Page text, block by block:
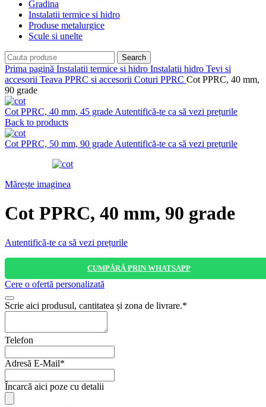
Gradina
Instalatii termice si hidro
Produse metalurgice
Scule si unelte
Search
Prima pagină Instalatii termice si hidro Instalatii hidro Tevi si
accesorii Teava PPRC si accesorii Coturi PPRC Cot PPRC, 40 mm,
90 grade
Cot PPRC, 40 mm, 45 grade Autentifică-te ca să vezi prețurile
Back to products
Cot PPRC, 50 mm, 90 grade Autentifică-te ca să vezi prețurile
Mărește imaginea
Cot PPRC, 40 mm, 90 grade
Autentifică-te ca să vezi prețurile
CUMPĂRĂ PRIN WHATSAPP
Cere o ofertă personalizată
Scrie aici produsul, cantitatea și zona de livrare.*
Telefon
Adresă E-Mail*
Email
Address
Încarcă aici poze cu detalii